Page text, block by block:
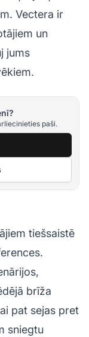
Vectera ir
un
jums
paši.
tiešsaistē
brīža
pat sejas pret
sniegtu